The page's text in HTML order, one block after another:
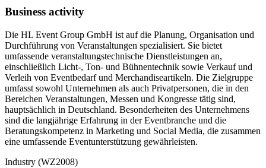
Business activity
Die HL Event Group GmbH ist auf die Planung, Organisation und
Durchführung von Veranstaltungen spezialisiert. Sie bietet
umfassende veranstaltungstechnische Dienstleistungen an,
einschließlich Licht-, Ton- und Bühnentechnik sowie Verkauf und
Verleih von Eventbedarf und Merchandiseartikeln. Die Zielgruppe
umfasst sowohl Unternehmen als auch Privatpersonen, die in den
Bereichen Veranstaltungen, Messen und Kongresse tätig sind,
hauptsächlich in Deutschland. Besonderheiten des Unternehmens
sind die langjährige Erfahrung in der Eventbranche und die
Beratungskompetenz in Marketing und Social Media, die zusammen
eine umfassende Eventunterstützung gewährleisten.
Industry (WZ2008)